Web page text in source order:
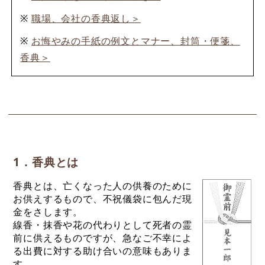
※ 職場、会社の香典返し＞
※ お悔やみの手紙の例文とマナー、封筒・便箋、
香典＞
1．香典とは
香典とは、亡くなった人の供養のために
お供えするもので、不祝儀袋に包んだ現
金をさします。
線香・抹香や花の代わりとして死者の霊
前に供えるものですが、急なご不幸によ
る出費に対する助け合いの意味もありま